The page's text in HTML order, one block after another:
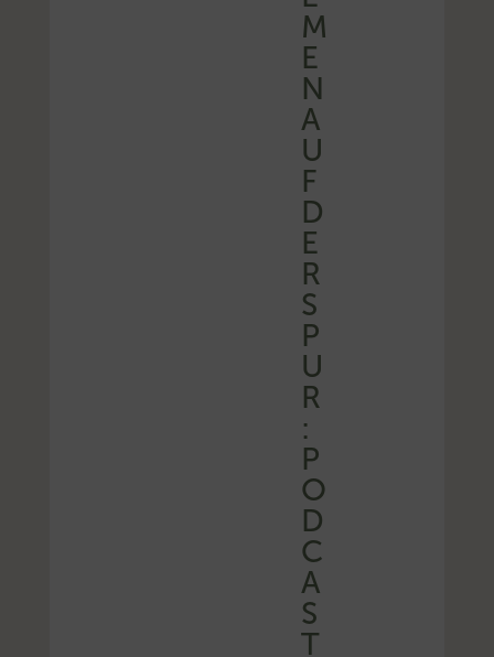
M
E
N
A
U
F
D
E
R
S
P
U
R
:
P
O
D
C
A
S
T